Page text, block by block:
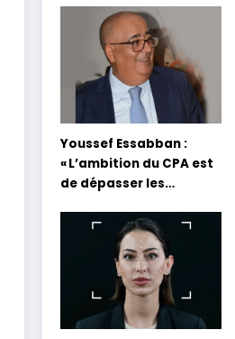
Youssef Essabban :
« L’ambition du CPA est
de dépasser les
et académiques de
formation en
s’appuyant sur le
partage des
expériences »